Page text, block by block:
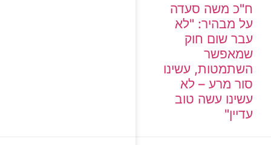
ח"כ משה סעדה
על מבהיר: "לא
עבר שום חוק
שמאפשר
השתמטות, עשינו
סור מרע – לא
עשינו עשה טוב
עדיין"